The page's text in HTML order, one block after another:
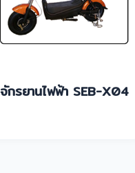
จักรยานไฟฟ้า SEB-X04